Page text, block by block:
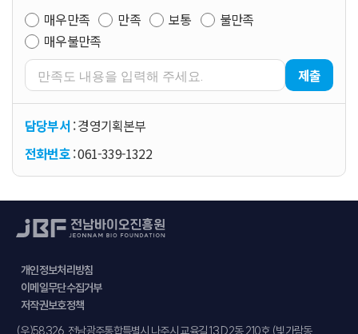
매우만족
만족 보통
불만족
매우불만족
제출
담당부서: 경영기획본부
전화번호: 061-339-1322
개인정보처리방침
이메일무단수집거부
저작권보호정책
주소
(우)58326. 전남광주통합특별시 나주시 교육길 13 D2동 210호 (빛가람동,